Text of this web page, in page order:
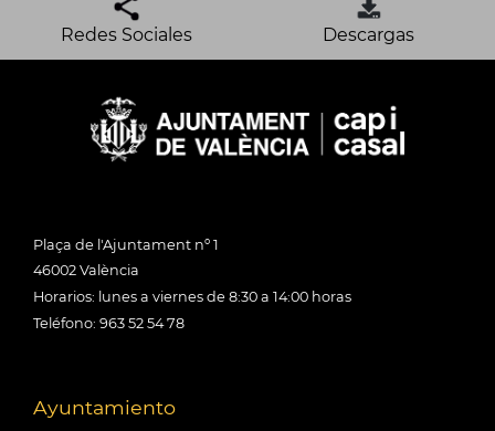
Redes Sociales Descargas
Plaça de l'Ajuntament nº 1
46002 València
Horarios: lunes a viernes de 8:30 a 14:00 horas
Teléfono: 963 52 54 78
Ayuntamiento